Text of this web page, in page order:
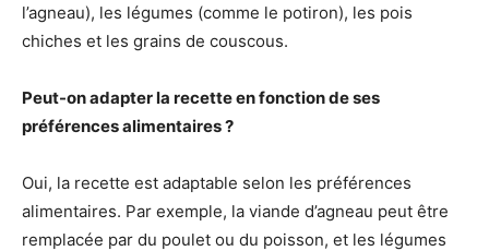
l’agneau), les légumes (comme le potiron), les pois
chiches et les grains de couscous.
Peut-on adapter la recette en fonction de ses
préférences alimentaires ?
Oui, la recette est adaptable selon les préférences
alimentaires. Par exemple, la viande d’agneau peut être
remplacée par du poulet ou du poisson, et les légumes